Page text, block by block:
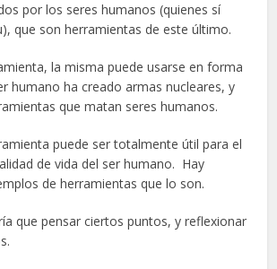
por los seres humanos (quienes sí
que son herramientas de este último.
la misma puede usarse en forma
humano ha creado armas nucleares, y
que matan seres humanos.
puede ser totalmente útil para el
de vida del ser humano. Hay
de herramientas que lo son.
que pensar ciertos puntos, y reflexionar